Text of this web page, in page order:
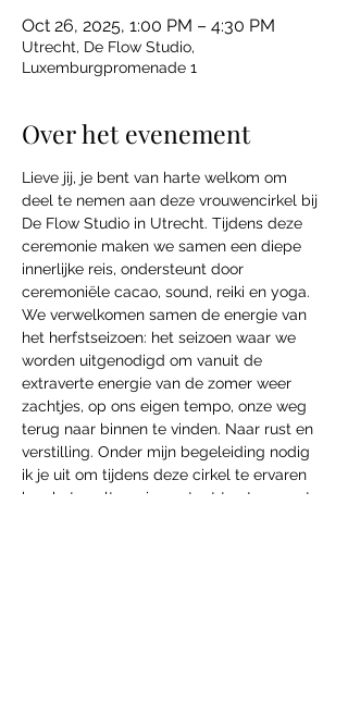
Oct 26, 2025, 1:00 PM – 4:30 PM
Utrecht, De Flow Studio,
Luxemburgpromenade 1
Over het evenement
Lieve jij, je bent van harte welkom om
deel te nemen aan deze vrouwencirkel bij
De Flow Studio in Utrecht. Tijdens deze
ceremonie maken we samen een diepe
innerlijke reis, ondersteunt door
ceremoniële cacao, sound, reiki en yoga.
We verwelkomen samen de energie van
het herfstseizoen: het seizoen waar we
worden uitgenodigd om vanuit de
extraverte energie van de zomer weer
zachtjes, op ons eigen tempo, onze weg
terug naar binnen te vinden. Naar rust en
verstilling. Onder mijn begeleiding nodig
ik je uit om tijdens deze cirkel te ervaren
hoe het voelt om in contact te staan met